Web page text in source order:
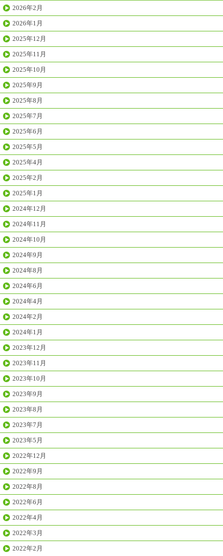
2026年2月
2026年1月
2025年12月
2025年11月
2025年10月
2025年9月
2025年8月
2025年7月
2025年6月
2025年5月
2025年4月
2025年2月
2025年1月
2024年12月
2024年11月
2024年10月
2024年9月
2024年8月
2024年6月
2024年4月
2024年2月
2024年1月
2023年12月
2023年11月
2023年10月
2023年9月
2023年8月
2023年7月
2023年5月
2022年12月
2022年9月
2022年8月
2022年6月
2022年4月
2022年3月
2022年2月